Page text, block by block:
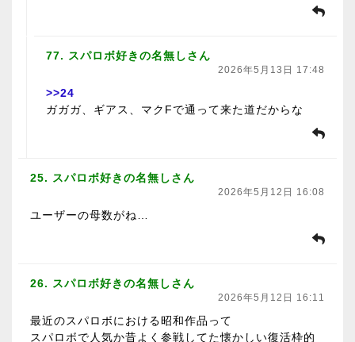
77. スパロボ好きの名無しさん
2026年5月13日 17:48
>>24
ガガガ、ギアス、マクFで通って来た道だからな
25. スパロボ好きの名無しさん
2026年5月12日 16:08
ユーザーの母数がね…
26. スパロボ好きの名無しさん
2026年5月12日 16:11
最近のスパロボにおける昭和作品って
スパロボで人気か昔よく参戦してた懐かしい復活枠的